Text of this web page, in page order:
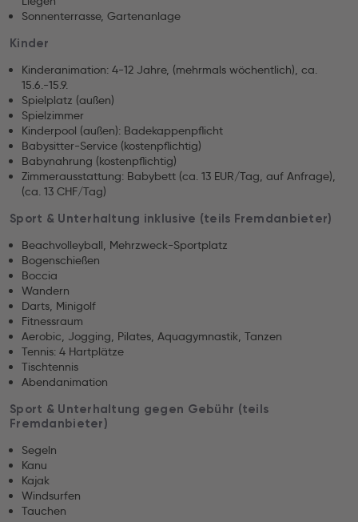
Sonnenterrasse, Gartenanlage
Kinder
Kinderanimation: 4-12 Jahre, (mehrmals wöchentlich), ca.
15.6.-15.9.
Spielplatz (außen)
Spielzimmer
Kinderpool (außen): Badekappenpflicht
Babysitter-Service (kostenpflichtig)
Babynahrung (kostenpflichtig)
Zimmerausstattung: Babybett (ca. 13 EUR/Tag, auf Anfrage),
(ca. 13 CHF/Tag)
Sport & Unterhaltung inklusive (teils Fremdanbieter)
Beachvolleyball, Mehrzweck-Sportplatz
Bogenschießen
Boccia
Wandern
Darts, Minigolf
Fitnessraum
Aerobic, Jogging, Pilates, Aquagymnastik, Tanzen
Tennis: 4 Hartplätze
Tischtennis
Abendanimation
Sport & Unterhaltung gegen Gebühr (teils
Fremdanbieter)
Segeln
Kanu
Kajak
Windsurfen
Tauchen